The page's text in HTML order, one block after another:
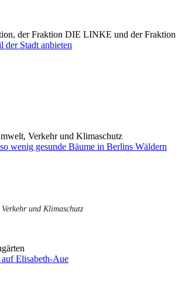
der Fraktion DIE LINKE und der
der Stadt anbieten
Verkehr und Klimaschutz
wenig gesunde Bäume in Berlins Wäldern
und Klimaschutz
Elisabeth-Aue